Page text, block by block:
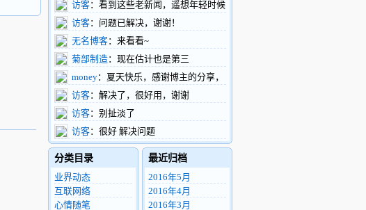
访客：看到这些老新闻，遥想年轻时候
的我，整天扑在富士康车间做验证，真有活
力啊
访客：问题已解决，谢谢！
无名博客：来看看~
菊部制造：现在估计也是第三
money：夏天快乐，感谢博主的分享，
支持了。
访客：解决了，很好用，谢谢
访客：别扯淡了
访客：很好 解决问题
分类目录
业界动态
互联网络
心情随笔
最近归档
2016年5月
2016年4月
2016年3月